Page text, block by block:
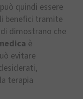
quindi essere
benefici tramite
dimostrano che
è
evitare
terapia